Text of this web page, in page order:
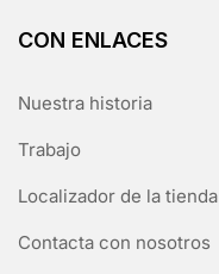
CON ENLACES
Nuestra historia
Trabajo
Localizador de la tienda
Contacta con nosotros